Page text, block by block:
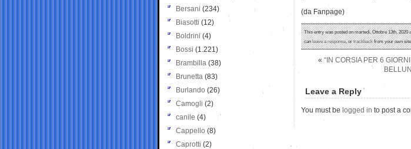
(da Fanpage)
This entry was posted on martedì, Ottobre 13th, 2020
canleave a response, ortrackbackfrom your own
« “IN CORSIA PER 6
Leave a Reply
You must be logged in to post a
Bersani (234)
Biasotti (12)
Boldrini (4)
Bossi (1.221)
Brambilla (38)
Brunetta (83)
Burlando (26)
Camogli (2)
canile (4)
Cappello (8)
Caprotti (2)